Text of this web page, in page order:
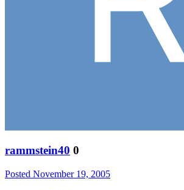
rammstein40 0
Posted November 19, 2005